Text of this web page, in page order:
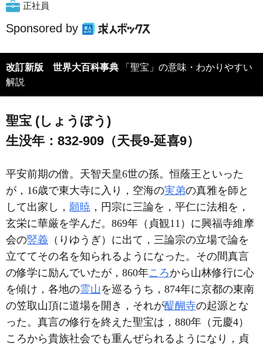
正社員
Sponsored by
改訂新版 世界大百科事典
解説
聖宝 (しょうぼう)
生没年：832-909（天長9-延喜9）
平安前期の僧。天智天皇6世の孫。恒蔭王といった
が，16歳で東大寺に入り，空海の実弟の真雅を師と
して出家し， 願暁 ，円宗に三論を，平仁に法相を，
玄栄に華厳を学んだ。869年（貞観11）に興福寺維摩
会の竪義 （りゆうぎ）に出て，三論宗の立場で論を
立ててその名を知られるようになった。その間真言
の修学に励んでいたが，860年ころから山林修行に心
を傾け，各地の霊山 を巡るうち，874年に京都の東南
の笠取山頂に道場を開き，それが醍醐寺の起源とな
った。真言の修行を終えた聖宝は，880年（元慶4）
ころから貴族社会でも重んぜられるようになり，貞